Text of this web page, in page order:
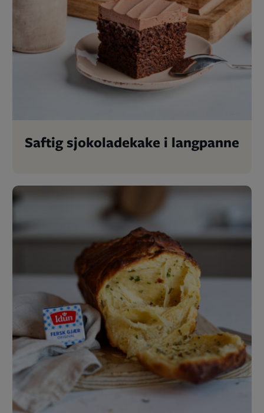
Saftig sjokoladekake i langpanne